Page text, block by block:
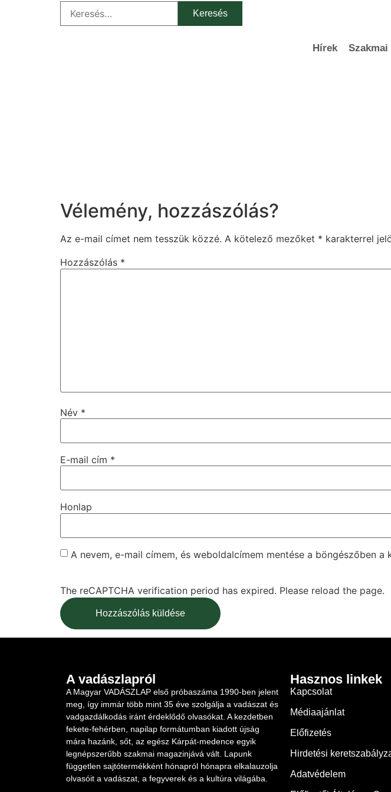
Hírek
Vélemény, hozzászólás?
Az e-mail címet nem tesszük közzé. A kötelező mezőket * karakterrel
Hozzászólás *
Név *
E-mail cím *
Honlap
A nevem, e-mail címem, és weboldalcímem mentése a böngészőben
The reCAPTCHA verification period has expired. Please reload the page.
A vadászlapról
A Magyar VADÁSZLAP első próbaszáma 1990-ben jelent
meg, így immár több mint 35 éve szolgálja a vadászat és
vadgazdálkodás iránt érdeklődő olvasókat. A kezdetben
fekete-fehérben, napilap formátumban kiadott újság
mára hazánk, sőt, az egész Kárpát-medence egyik
legnépszerűbb szakmai magazinjává vált. Lapunk
független sajtótermékként hónapról hónapra elkalauzolja
olvasóit a vadászat, a fegyverek és a kultúra világába.
Hasznos linkek
Kapcsolat
Médiaajánlat
Előfizetés
Hirdetési
Adatvédelem